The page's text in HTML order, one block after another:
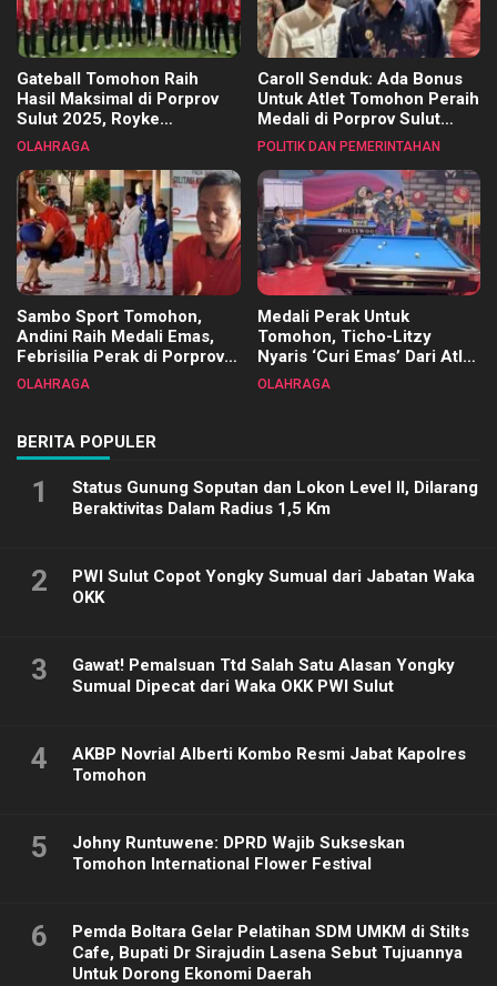
Gateball Tomohon Raih
Hasil Maksimal di Porprov
Sulut 2025, Royke
Tangkawarouw Ucapkan
OLAHRAGA
Caroll Senduk: Ada Bonus
Untuk Atlet Tomohon Peraih
Medali di Porprov Sulut
2025
POLITIK DAN PEMERINTAHAN
Sambo Sport Tomohon,
Andini Raih Medali Emas,
Febrisilia Perak di Porprov
Sulut 2025
OLAHRAGA
Medali Perak Untuk
Tomohon, Ticho-Litzy
Nyaris ‘Curi Emas’ Dari Atlet
Biliar PON di Porprov Sulut
OLAHRAGA
BERITA POPULER
1
Status Gunung Soputan dan Lokon Level II, Dilarang
Beraktivitas Dalam Radius 1,5 Km
2
PWI Sulut Copot Yongky Sumual dari Jabatan Waka
OKK
3
Gawat! Pemalsuan Ttd Salah Satu Alasan Yongky
Sumual Dipecat dari Waka OKK PWI Sulut
4
AKBP Novrial Alberti Kombo Resmi Jabat Kapolres
Tomohon
5
Johny Runtuwene: DPRD Wajib Sukseskan
Tomohon International Flower Festival
6
Pemda Boltara Gelar Pelatihan SDM UMKM di Stilts
Cafe, Bupati Dr Sirajudin Lasena Sebut Tujuannya
Untuk Dorong Ekonomi Daerah